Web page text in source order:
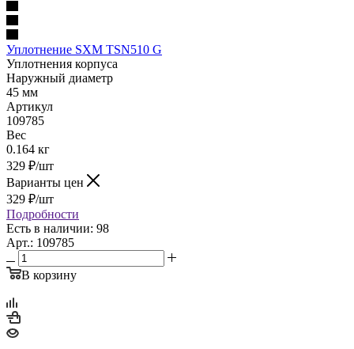
Уплотнение SXM TSN510 G
Уплотнения корпуса
Наружный диаметр
45 мм
Артикул
109785
Вес
0.164 кг
329 ₽/шт
Варианты цен
329 ₽/шт
Подробности
Есть в наличии: 98
Арт.: 109785
В корзину